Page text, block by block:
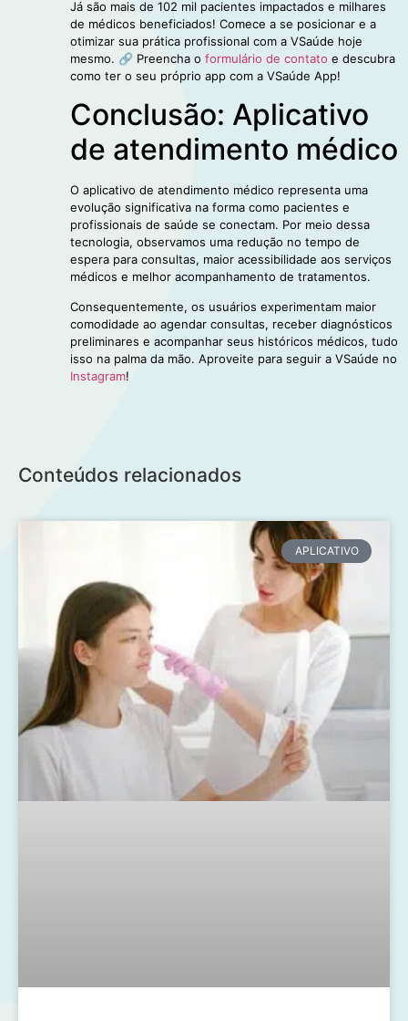
Já são mais de 102 mil pacientes impactados e milhares
de médicos beneficiados! Comece a se posicionar e a
otimizar sua prática profissional com a VSaúde hoje
mesmo. 🔗 Preencha oformulário de contato e descubra
como ter o seu próprio app com a VSaúde App!
Conclusão: Aplicativo
de atendimento médico
O aplicativo de atendimento médico representa uma
evolução significativa na forma como pacientes e
profissionais de saúde se conectam. Por meio dessa
tecnologia, observamos uma redução no tempo de
espera para consultas, maior acessibilidade aos serviços
médicos e melhor acompanhamento de tratamentos.
Consequentemente, os usuários experimentam maior
comodidade ao agendar consultas, receber diagnósticos
preliminares e acompanhar seus históricos médicos, tudo
isso na palma da mão. Aproveite para seguir a VSaúde no
Instagram!
Conteúdos relacionados
APLICATIVO